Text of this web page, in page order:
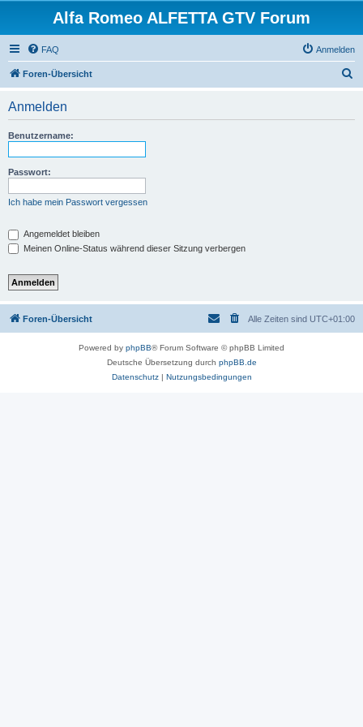
Alfa Romeo ALFETTA GTV Forum
FAQ Anmelden
Foren-Übersicht
Anmelden
Benutzername:
Passwort:
Ich habe mein Passwort vergessen
Angemeldet bleiben
Meinen Online-Status während dieser Sitzung verbergen
Foren-Übersicht Alle Zeiten sind UTC+01:00
Powered by phpBB® Forum Software © phpBB Limited
Deutsche Übersetzung durch phpBB.de
Datenschutz| Nutzungsbedingungen